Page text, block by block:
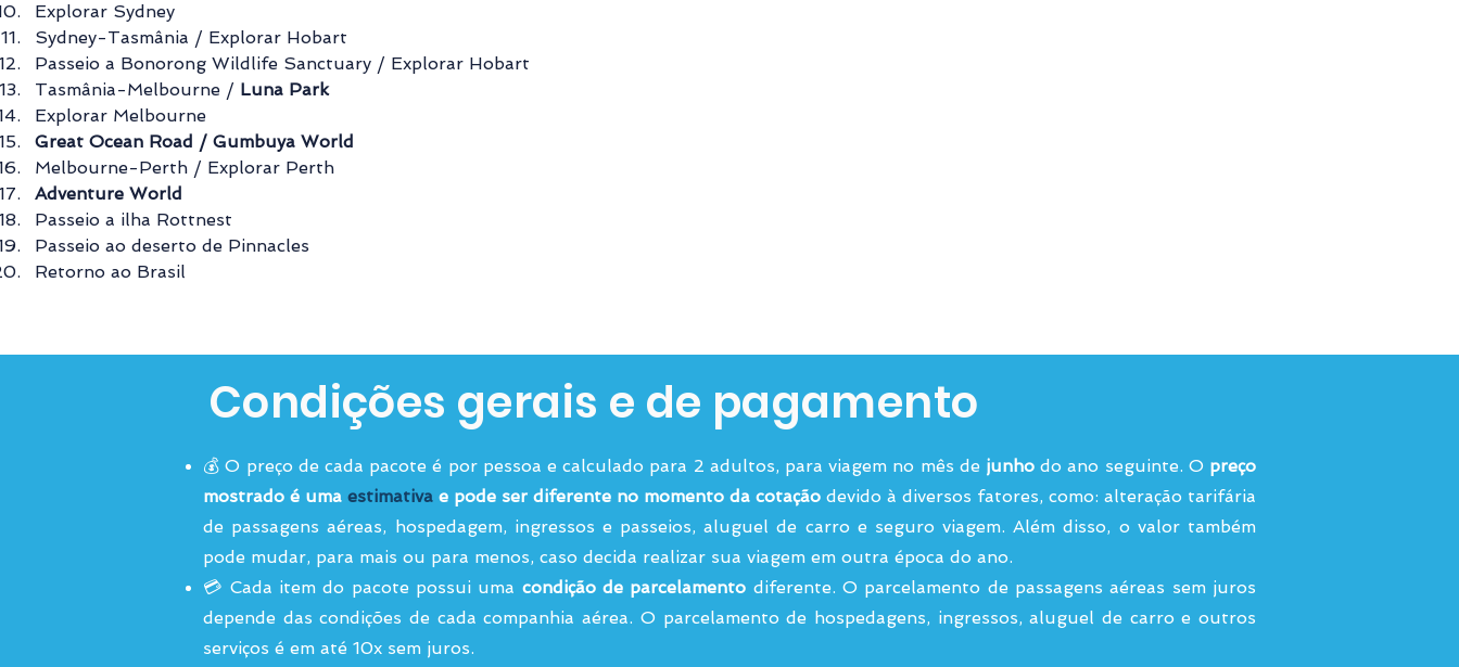
Explorar Sydney
Sydney-Tasmânia / Explorar Hobart
Passeio a Bonorong Wildlife Sanctuary / Explorar Hobart
Tasmânia-Melbourne / Luna Park
Explorar Melbourne
Great Ocean Road / Gumbuya World
Melbourne-Perth / Explorar Perth
Adventure World
Passeio a ilha Rottnest
Passeio ao deserto de Pinnacles
Retorno ao Brasil
Condições gerais e de pagamento
💰 O preço de cada pacote é por pessoa e calculado para 2 adultos, para viagem no mês de junho do ano seguinte. O preço
mostrado é uma estimativa e pode ser diferente no momento da cotação devido à diversos fatores, como: alteração tarifária
de passagens aéreas, hospedagem, ingressos e passeios, aluguel de carro e seguro viagem. Além disso, o valor também
pode mudar, para mais ou para menos, caso decida realizar sua viagem em outra época do ano.
💳 Cada item do pacote possui uma condição de parcelamento diferente. O parcelamento de passagens aéreas sem juros
depende das condições de cada companhia aérea. O parcelamento de hospedagens, ingressos, aluguel de carro e outros
serviços é em até 10x sem juros.